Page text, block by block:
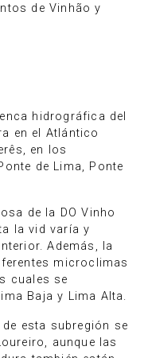
de Vinhão y
hidrográfica del
en el Atlántico
en los
de Lima, Ponte
de la DO Vinho
la vid varía y
Además, la
microclimas
cuales se
Baja y Lima Alta.
esta subregión se
aunque las